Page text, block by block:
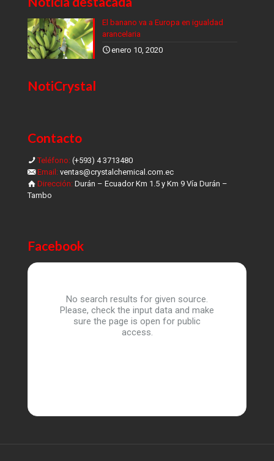
El banano va a Europa en igualdad
arancelaria
enero 10, 2020
NotiCrystal
Contacto
Teléfono: (+593) 4 3713480
Email: ventas@crystalchemical.com.ec
Dirección: Durán – Ecuador Km 1.5 y Km 9 Vía Durán –
Tambo
Facebook
No search results for given source.
Please, check the input data and make
sure the page is open for public
access.